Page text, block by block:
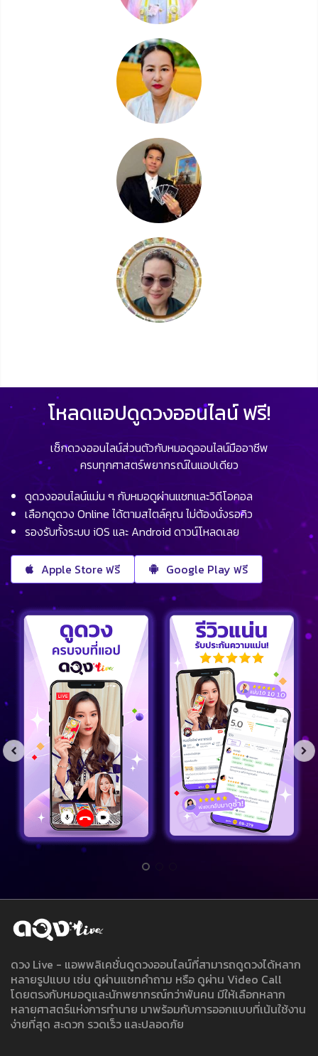
โหลดแอปดูดวงออนไลน์ ฟรี!
เช็กดวงออนไลน์ส่วนตัวกับหมอดูออนไลน์มืออาชีพ
ครบทุกศาสตร์พยากรณ์ในแอปเดียว
ดูดวงออนไลน์แม่น ๆ กับหมอดูผ่านแชทและวิดีโอคอล
เลือกดูดวง Online ได้ตามสไตล์คุณ ไม่ต้องนั่งรอคิว
รองรับทั้งระบบ iOS และ Android ดาวน์โหลดเลย
Apple Store ฟรี Google Play ฟรี
ดวง Live - แอพพลิเคชั่นดูดวงออนไลน์ที่สามารถดูดวงได้หลาก
หลายรูปแบบ เช่น ดูผ่านแชทคำถาม หรือ ดูผ่าน Video Call
โดยตรงกับหมอดูและนักพยากรณ์กว่าพันคน มีให้เลือกหลาก
หลายศาสตร์แห่งการทำนาย มาพร้อมกับการออกแบบที่เน้นใช้งาน
ง่ายที่สุด สะดวก รวดเร็ว และปลอดภัย